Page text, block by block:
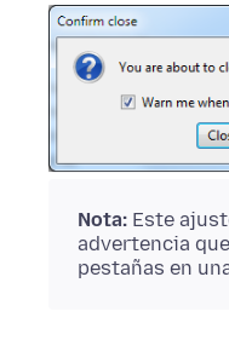
Nota: Este
advertencia
pestañas en